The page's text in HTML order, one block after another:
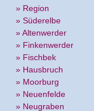
» Region
» Süderelbe
» Altenwerder
» Finkenwerder
» Fischbek
» Hausbruch
» Moorburg
» Neuenfelde
» Neugraben